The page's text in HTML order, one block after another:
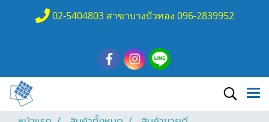
02-5404803 สาขาบางบัวทอง 096-2839952